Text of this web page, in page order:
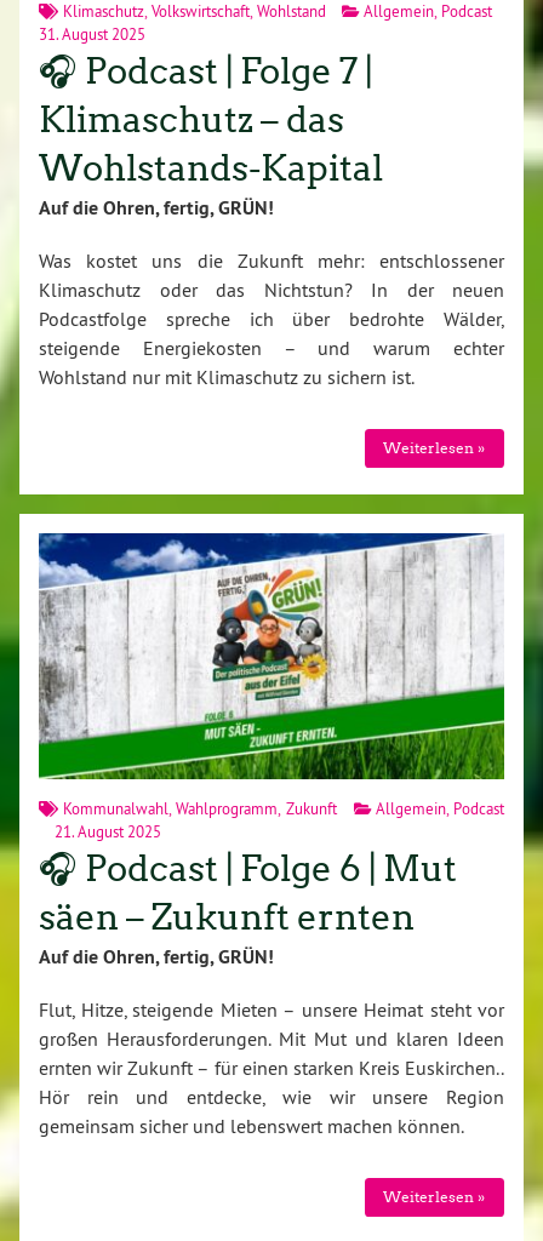
Klimaschutz, Volkswirtschaft, Wohlstand Allgemein Podcast
31. August 2025
🎧 Podcast | Folge 7 |
Klimaschutz – das
Wohlstands-Kapital
Auf die Ohren, fertig, GRÜN!
Was kostet uns die Zukunft mehr: entschlossener
Klimaschutz oder das Nichtstun? In der neuen
Podcastfolge spreche ich über bedrohte Wälder,
steigende Energiekosten – und warum echter
Wohlstand nur mit Klimaschutz zu sichern ist.
Weiterlesen »
Kommunalwahl ,Wahlprogramm Zukunft Allgemein, Podcast
21. August 2025
🎧 Podcast | Folge 6 | Mut
säen – Zukunft ernten
Auf die Ohren, fertig, GRÜN!
Flut, Hitze, steigende Mieten – unsere Heimat steht vor
großen Herausforderungen. Mit Mut und klaren Ideen
ernten wir Zukunft – für einen starken Kreis Euskirchen..
Hör rein und entdecke, wie wir unsere Region
gemeinsam sicher und lebenswert machen können.
Weiterlesen »